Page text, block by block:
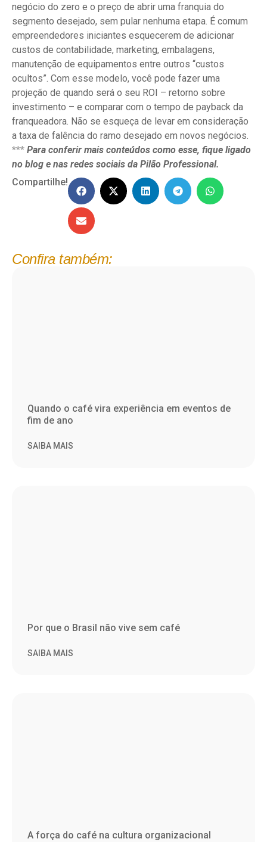
negócio do zero e o preço de abrir uma franquia do
segmento desejado, sem pular nenhuma etapa. É comum
empreendedores iniciantes esquecerem de adicionar
custos de contabilidade, marketing, embalagens,
manutenção de equipamentos entre outros “custos
ocultos”. Com esse modelo, você pode fazer uma
projeção de quando será o seu ROI – retorno sobre
investimento – e comparar com o tempo de payback da
franqueadora. Não se esqueça de levar em consideração
a taxa de falência do ramo desejado em novos negócios.
*** Para conferir mais conteúdos como esse, fique ligado
no blog e nas redes sociais da Pilão Professional.
Compartilhe!
Confira também:
Quando o café vira experiência em eventos de
fim de ano
SAIBA MAIS
Por que o Brasil não vive sem café
SAIBA MAIS
A força do café na cultura organizacional